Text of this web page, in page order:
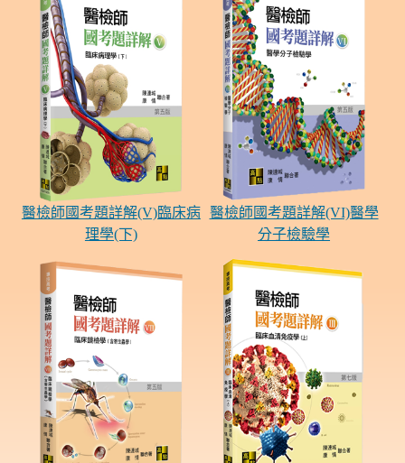
醫檢師國考題詳解(V)臨床病
理學(下)
醫檢師國考題詳解(VI)醫學
分子檢驗學